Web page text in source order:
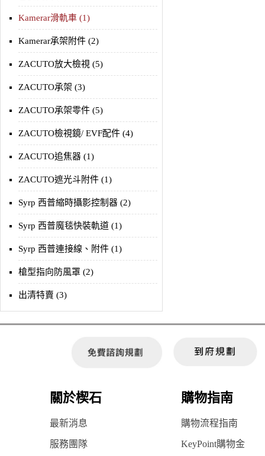
Kamerar滑軌車 (1)
Kamerar承架附件 (2)
ZACUTO放大檢視 (5)
ZACUTO承架 (3)
ZACUTO承架零件 (5)
ZACUTO檢視鏡/ EVF配件 (4)
ZACUTO追焦器 (1)
ZACUTO遮光斗附件 (1)
Syrp 西普縮時攝影控制器 (2)
Syrp 西普魔毯快裝軌道 (1)
Syrp 西普連接線、附件 (1)
槍型指向防風罩 (2)
出清特賣 (3)
關於楔石 購物指南
最新消息 購物流程指南
服務團隊 KeyPoint購物金